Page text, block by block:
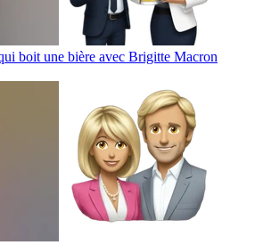
boit une bière avec Brigitte Macron